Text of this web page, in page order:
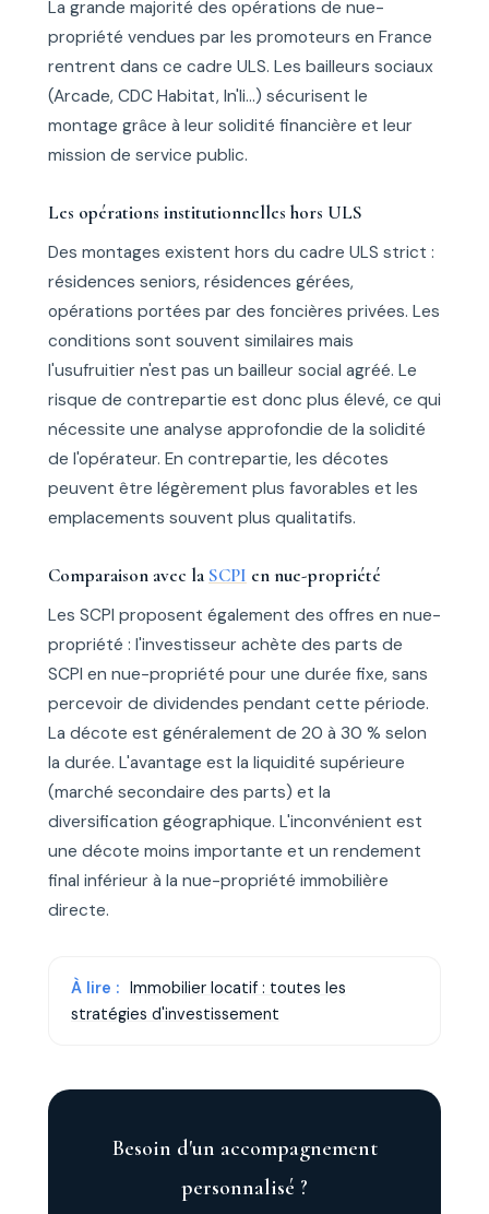
La grande majorité des opérations de nue-
propriété vendues par les promoteurs en France
rentrent dans ce cadre ULS. Les bailleurs sociaux
(Arcade, CDC Habitat, In'li...) sécurisent le
montage grâce à leur solidité financière et leur
mission de service public.
Les opérations institutionnelles hors ULS
Des montages existent hors du cadre ULS strict :
résidences seniors, résidences gérées,
opérations portées par des foncières privées. Les
conditions sont souvent similaires mais
l'usufruitier n'est pas un bailleur social agréé. Le
risque de contrepartie est donc plus élevé, ce qui
nécessite une analyse approfondie de la solidité
de l'opérateur. En contrepartie, les décotes
peuvent être légèrement plus favorables et les
emplacements souvent plus qualitatifs.
Comparaison avec la SCPI en nue-propriété
Les SCPI proposent également des offres en nue-
propriété : l'investisseur achète des parts de
SCPI en nue-propriété pour une durée fixe, sans
percevoir de dividendes pendant cette période.
La décote est généralement de 20 à 30 % selon
la durée. L'avantage est la liquidité supérieure
(marché secondaire des parts) et la
diversification géographique. L'inconvénient est
une décote moins importante et un rendement
final inférieur à la nue-propriété immobilière
directe.
À lire : Immobilier locatif : toutes les
stratégies d'investissement
Besoin d'un accompagnement
personnalisé ?